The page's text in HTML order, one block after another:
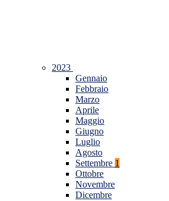
2023
Gennaio
Febbraio
Marzo
Aprile
Maggio
Giugno
Luglio
Agosto
Settembre 1
Ottobre
Novembre
Dicembre